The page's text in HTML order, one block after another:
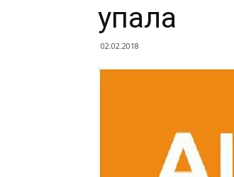
упала
02.02.2018